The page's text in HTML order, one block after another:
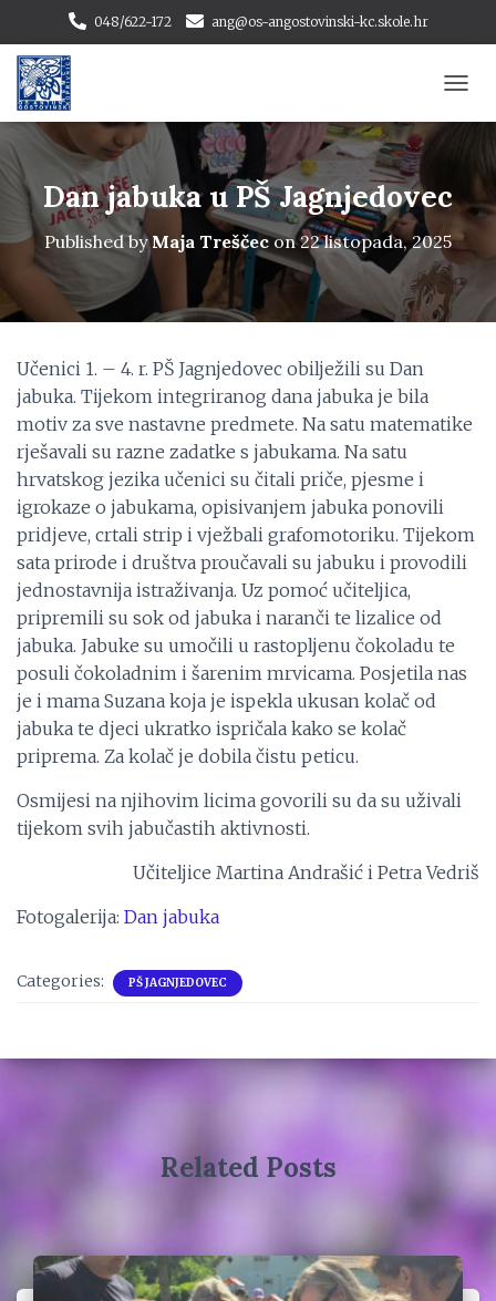
048/622-172 ang@os-angostovinski-kc.skole.hr
O
E
A
V
I
N
Dan jabuka u PŠ Jagnjedovec
Published byMaja Treščecon22 listopada, 2025
Učenici 1. – 4. r. PŠ Jagnjedovec obilježili su Dan
jabuka. Tijekom integriranog dana jabuka je bila
motiv za sve nastavne predmete. Na satu matematike
rješavali su razne zadatke s jabukama. Na satu
hrvatskog jezika učenici su čitali priče, pjesme i
igrokaze o jabukama, opisivanjem jabuka ponovili
pridjeve, crtali strip i vježbali grafomotoriku. Tijekom
sata prirode i društva proučavali su jabuku i provodili
jednostavnija istraživanja. Uz pomoć učiteljica,
pripremili su sok od jabuka i naranči te lizalice od
jabuka. Jabuke su umočili u rastopljenu čokoladu te
posuli čokoladnim i šarenim mrvicama. Posjetila nas
je i mama Suzana koja je ispekla ukusan kolač od
jabuka te djeci ukratko ispričala kako se kolač
priprema. Za kolač je dobila čistu peticu.
Osmijesi na njihovim licima govorili su da su uživali
tijekom svih jabučastih aktivnosti.
Učiteljice Martina Andrašić i Petra Vedriš
Fotogalerija: Dan jabuka
Categories: PŠ JAGNJEDOVEC
Related Posts